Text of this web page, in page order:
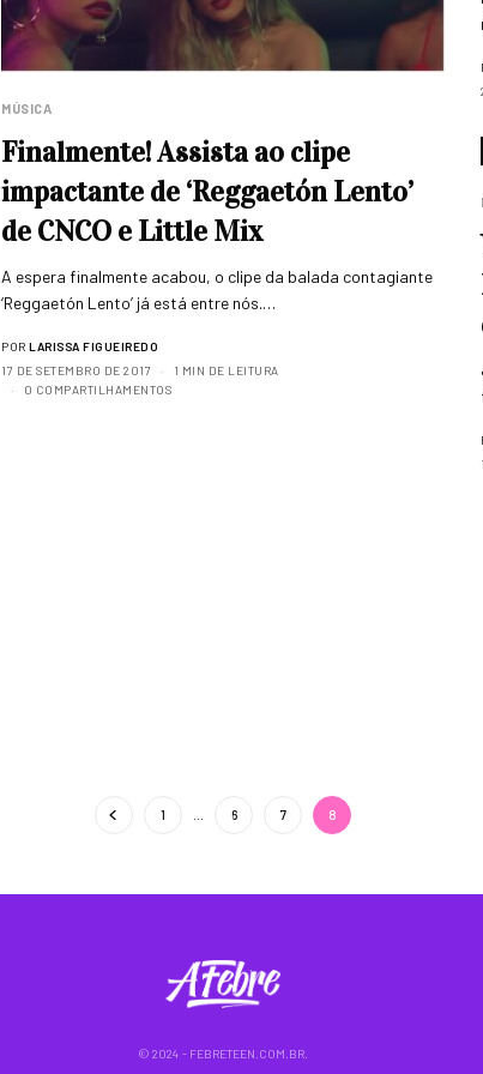
MÚSICA
Finalmente! Assista ao clipe
impactante de ‘Reggaetón Lento’
de CNCO e Little Mix
A espera finalmente acabou, o clipe da balada contagiante
‘Reggaetón Lento’ já está entre nós.…
POR LARISSA FIGUEIREDO
17 DE SETEMBRO DE 2017
1 MIN DE LEITURA
0 COMPARTILHAMENTOS
1 6 7 8
© 2024 - FEBRETEEN.COM.BR.